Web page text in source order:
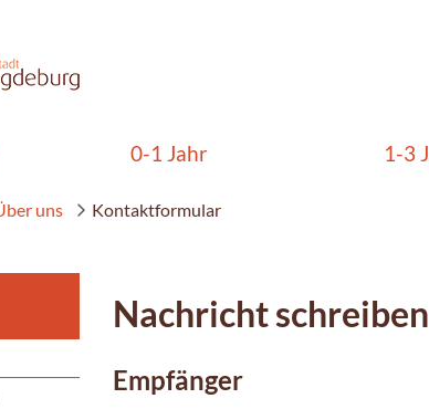
0-1 Jahr 1-3
uns Kontaktformular
Nachricht schreiben
Empfänger